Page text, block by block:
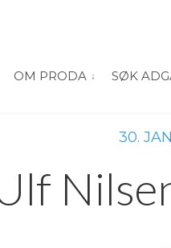
OM PRODA vis submeny for
SØK
30.